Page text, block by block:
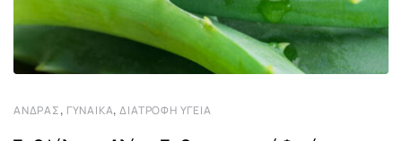
ΆΝΔΡΑΣ, ΓΥΝΑΊΚΑ,ΔΙΑΤΡΟΦΉ ΥΓΕΊΑ